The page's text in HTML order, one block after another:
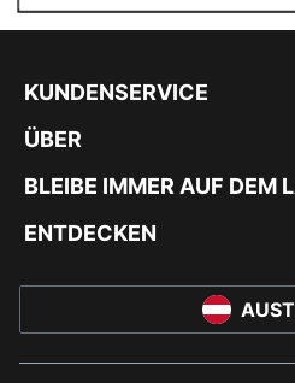
KUNDENSERVICE
ÜBER
BLEIBE IMMER AUF DEM
ENTDECKEN